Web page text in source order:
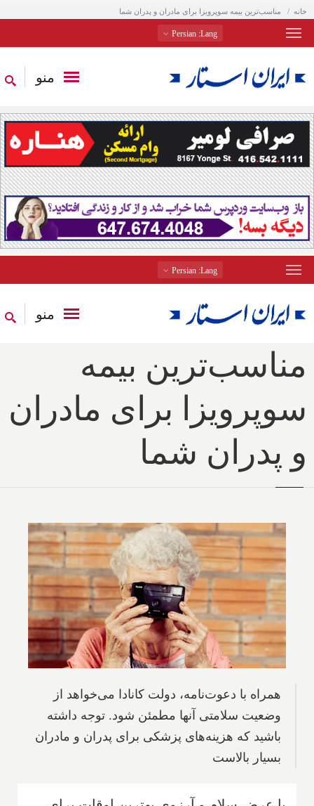
خانه مناسب‌ترین بیمه سوپرویزا برای مادران و پدران شما
Lang
: Persian
منو
Lang
: Persian
منو
مناسب‌ترین بیمه
سوپرویزا برای مادران
و پدران شما
همراه با دعوت‌نامه‌، دولت کانادا می‌خواهد از
وضعیت سلامتی آنها مطمئن شود. توجه داشته
باشید که هزینه‌های پزشکی برای پدران و مادران
بسیار بالاست